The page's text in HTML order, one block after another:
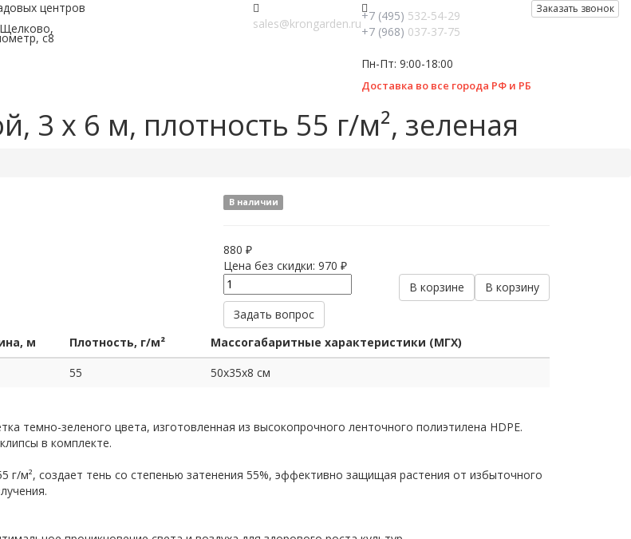
центров
с8
Заказать звонок
+7 (495) 532-54-29
+7 (968) 037-37-75
Пн-Пт: 9:00-18:00
Доставка во все города РФ и РБ
sales@krongarden.ru
3 x 6 м, плотность 55 г/м², зеленая
В наличии
880 ₽
Цена без скидки:970 ₽
В корзину
В корзине
Задать вопрос
м Плотность, г/м²
Массогабаритные характеристики (МГХ)
55 50х35х8 см
темно-зеленого цвета, изготовленная из высокопрочного ленточного полиэтилена HDPE.
в комплекте.
г/м², создает тень со степенью затенения 55%, эффективно защищая растения от избыточного